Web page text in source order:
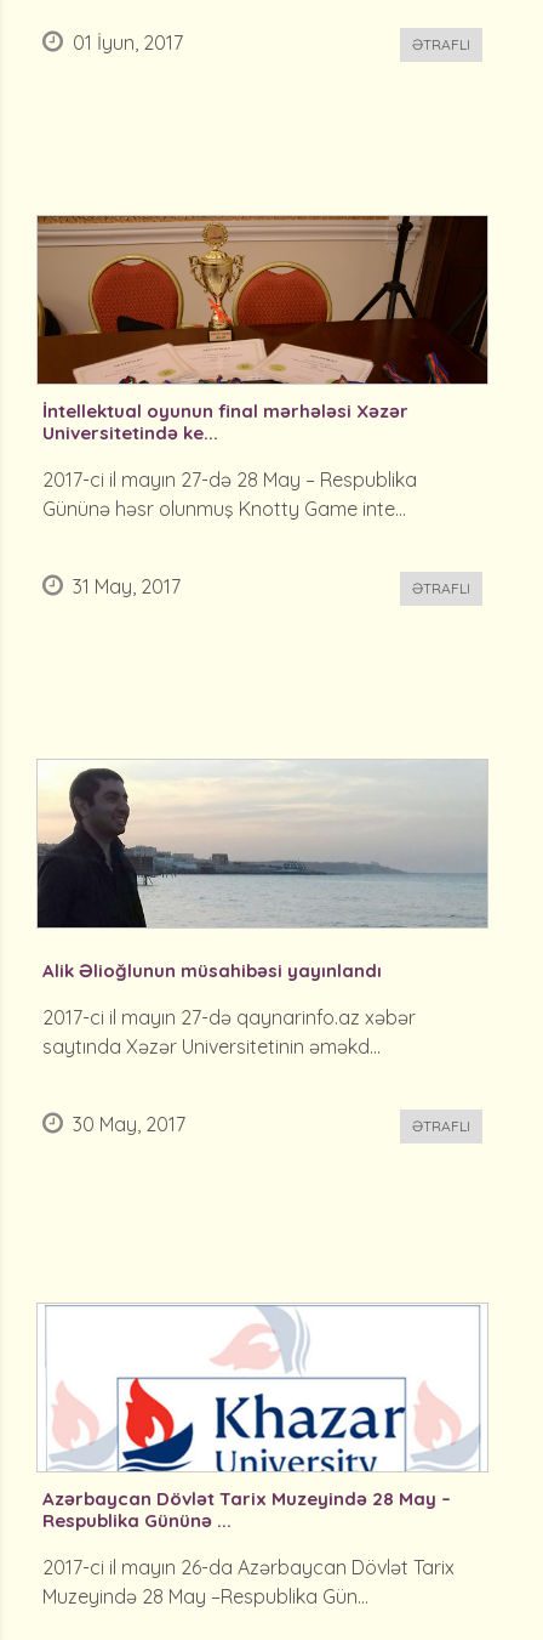
01 İyun, 2017 ƏTRAFLI
İntellektual oyunun final mərhələsi Xəzər
Universitetində ke...
2017-ci il mayın 27-də 28 May – Respublika
Gününə həsr olunmuş Knotty Game inte...
31 May, 2017 ƏTRAFLI
Alik Əlioğlunun müsahibəsi yayınlandı
2017-ci il mayın 27-də qaynarinfo.az xəbər
saytında Xəzər Universitetinin əməkd...
30 May, 2017 ƏTRAFLI
Azərbaycan Dövlət Tarix Muzeyində 28 May –
Respublika Gününə ...
2017-ci il mayın 26-da Azərbaycan Dövlət Tarix
Muzeyində 28 May –Respublika Gün...